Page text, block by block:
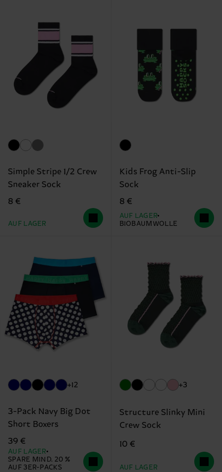
Simple Stripe 1/2 Crew
Sneaker Sock
8 €
AUF LAGER
Kids Frog Anti-Slip
Sock
8 €
AUF LAGER
BIOBAUMWOLLE
+12
3-Pack Navy Big Dot
Short Boxers
39 €
AUF LAGER
SPARE MIND. 20 %
AUF 3ER-PACKS
+3
Structure Slinky Mini
Crew Sock
10 €
AUF LAGER